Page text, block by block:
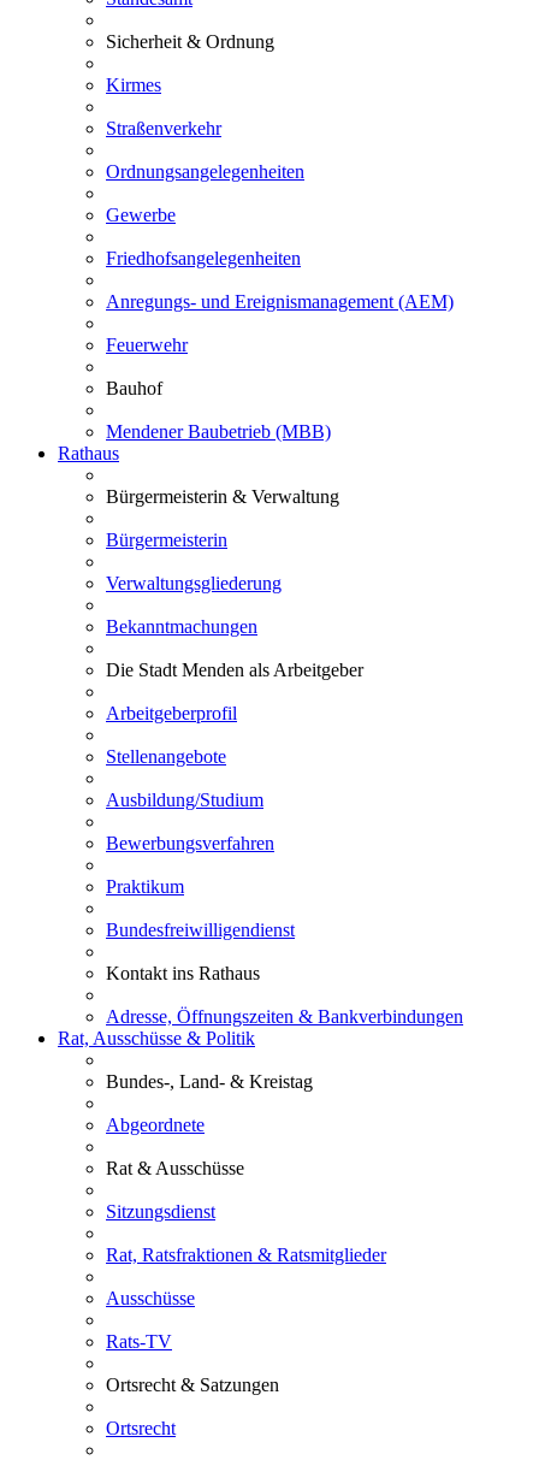
Sicherheit & Ordnung
Kirmes
Straßenverkehr
Ordnungsangelegenheiten
Gewerbe
Friedhofsangelegenheiten
Anregungs- und Ereignismanagement (AEM)
Feuerwehr
Bauhof
Mendener Baubetrieb (MBB)
Rathaus
Bürgermeisterin & Verwaltung
Bürgermeisterin
Verwaltungsgliederung
Bekanntmachungen
Die Stadt Menden als Arbeitgeber
Arbeitgeberprofil
Stellenangebote
Ausbildung/Studium
Bewerbungsverfahren
Praktikum
Bundesfreiwilligendienst
Kontakt ins Rathaus
Adresse, Öffnungszeiten & Bankverbindungen
Rat, Ausschüsse & Politik
Bundes-, Land- & Kreistag
Abgeordnete
Rat & Ausschüsse
Sitzungsdienst
Rat, Ratsfraktionen & Ratsmitglieder
Ausschüsse
Rats-TV
Ortsrecht & Satzungen
Ortsrecht